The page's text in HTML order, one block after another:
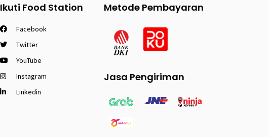
Ikuti Food Station
Facebook
Twitter
YouTube
Instagram
Linkedin
Metode Pembayaran
Jasa Pengiriman